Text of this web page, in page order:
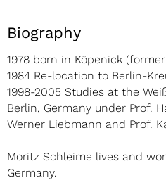
Biography
1978 born in Köpenick
1984 Re-location to Berlin-
1998-2005 Studies at the
Berlin, Germany under Prof.
Werner Liebmann and Prof.
Moritz Schleime lives and
Germany.